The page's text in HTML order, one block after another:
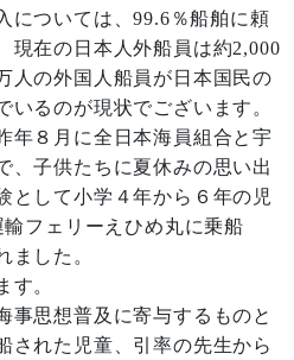
ついては、99.6％船舶に頼
現在の日本人外船員は約2,000
人の外国人船員が日本国民の
いるのが現状でございます。
８月に全日本海員組合と宇
、子供たちに夏休みの思い出
として小学４年から６年の児
フェリーえひめ丸に乗船
ました。
。
思想普及に寄与するものと
された児童、引率の先生から